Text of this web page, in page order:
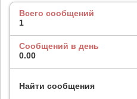
Всего сообщений
1
Сообщений в день
0.00
Найти сообщения